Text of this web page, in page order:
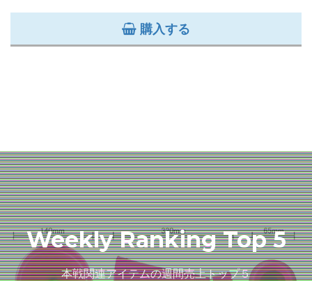
購入する
Weekly Ranking Top 5
本戦関連アイテムの週間売上トップ５